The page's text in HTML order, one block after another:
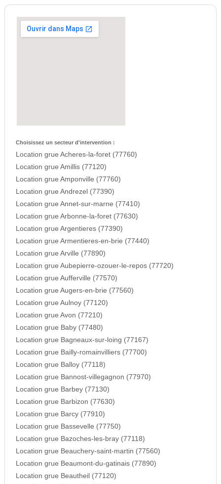
Choisissez un secteur d'intervention :
Location grue Acheres-la-foret (77760)
Location grue Amillis (77120)
Location grue Amponville (77760)
Location grue Andrezel (77390)
Location grue Annet-sur-marne (77410)
Location grue Arbonne-la-foret (77630)
Location grue Argentieres (77390)
Location grue Armentieres-en-brie (77440)
Location grue Arville (77890)
Location grue Aubepierre-ozouer-le-repos (77720)
Location grue Aufferville (77570)
Location grue Augers-en-brie (77560)
Location grue Aulnoy (77120)
Location grue Avon (77210)
Location grue Baby (77480)
Location grue Bagneaux-sur-loing (77167)
Location grue Bailly-romainvilliers (77700)
Location grue Balloy (77118)
Location grue Bannost-villegagnon (77970)
Location grue Barbey (77130)
Location grue Barbizon (77630)
Location grue Barcy (77910)
Location grue Bassevelle (77750)
Location grue Bazoches-les-bray (77118)
Location grue Beauchery-saint-martin (77560)
Location grue Beaumont-du-gatinais (77890)
Location grue Beautheil (77120)